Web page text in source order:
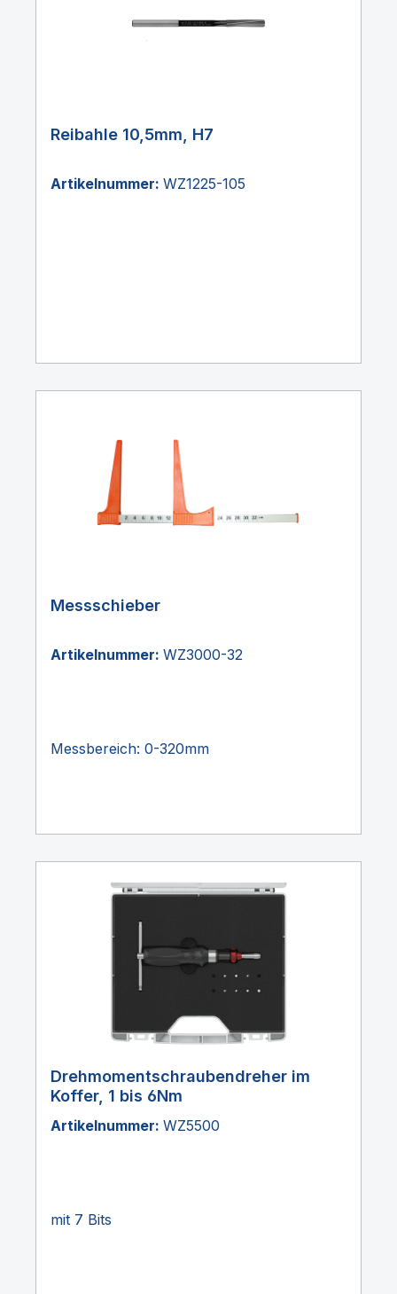
Reibahle 10,5mm, H7
Artikelnummer: WZ1225-105
Messschieber
Artikelnummer: WZ3000-32
Messbereich: 0-320mm
Drehmomentschraubendreher im
Koffer, 1 bis 6Nm
Artikelnummer: WZ5500
mit 7 Bits